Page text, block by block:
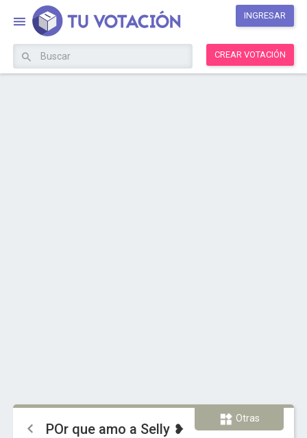
INGRESAR
CREAR VOTACIÓN
Otras
POr que amo a Selly ❥